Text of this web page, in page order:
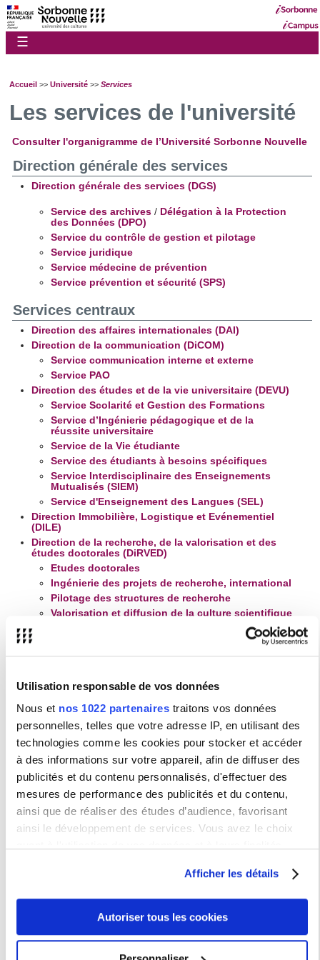
Utilisation responsable de vos données
Nous et nos 1022 partenaires traitons vos données
personnelles, telles que votre adresse IP, en utilisant des
technologies comme les cookies pour stocker et accéder
à des informations sur votre appareil, afin de diffuser des
publicités et du contenu personnalisés, d'effectuer des
mesures de performance des publicités et du contenu,
ainsi que de réaliser des études d’audience, favorisant
ainsi le développement de services. Vous avez le choix
moment en consultant la Déclaration relative aux cookies
ou en cliquant sur l'icône de confidentialité.
Si vous le permettez, nous aimerions également :
Afficher les détails
Autoriser tous les cookies
☰
Accueil >> Université >> Services
Les services de l'université
Consulter l'organigramme de l’Université Sorbonne Nouvelle
Direction générale des services
Direction générale des services (DGS)
Service des archives / Délégation à la Protection
des Données (DPO)
Service du contrôle de gestion et pilotage
Service juridique
Service médecine de prévention
Service prévention et sécurité (SPS)
Services centraux
Direction des affaires internationales (DAI)
Direction de la communication (DiCOM)
Service communication interne et externe
Service PAO
Direction des études et de la vie universitaire (DEVU)
Service Scolarité et Gestion des Formations
Service d’Ingénierie pédagogique et de la
réussite universitaire
Service de la Vie étudiante
Service des étudiants à besoins spécifiques
Service Interdisciplinaire des Enseignements
Mutualisés (SIEM)
Service d'Enseignement des Langues (SEL)
Direction Immobilière, Logistique et Evénementiel
(DILE)
Direction de la recherche, de la valorisation et des
études doctorales (DiRVED)
Etudes doctorales
Ingénierie des projets de recherche, international
Pilotage des structures de recherche
Valorisation et diffusion de la culture scientifique
Direction des ressources humaines (DRH)
Direction des services financières (DSF)
La Direction de la Formation Tout au Long de la Vie et
(DFTLVIP)
Service Information, Orientation Et Carrière
(SIOEC)
Service de la formation continue (SFC)
Relations avec le monde socio-économique
Services communs
Service Arts et Cultures (SAC)
Direction des bibliothèques universitaires (DBU)
Service universitaire des activités physiques et
Sous-direction Applications & Développement
Audiovisuel (IPA)